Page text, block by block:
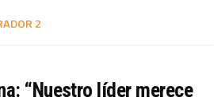
2
“Nuestro líder merece